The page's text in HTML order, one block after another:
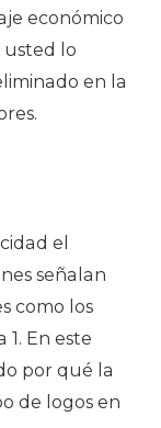
económico
usted lo
en la
el
señalan
como los
En este
por qué la
de logos en